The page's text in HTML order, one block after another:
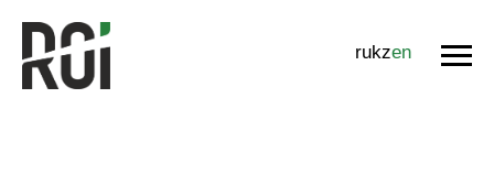
rukzen